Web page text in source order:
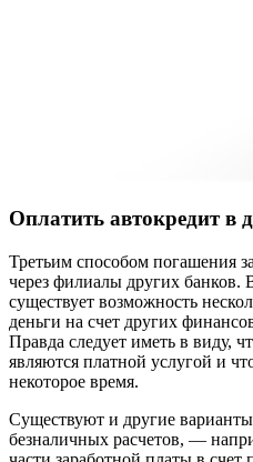
Оплатить автокредит в
Третьим способом погашения
через филиалы других банков.
существует возможность
деньги на счет других
Правда следует иметь в виду,
являются платной услугой и
некоторое время.
Существуют и другие
безналичных расчетов, —